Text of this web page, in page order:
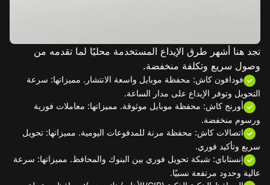
تجد هنا أشهر طرق الإيداع المستخدمة محليًا لما تقدمه من
وصول سريع وتكلفة منخفضة.
فودافون كاش: محفظة موبايل واسعة الانتشار. مميزاتها: سرعة
التحويل وتوفر الإيداع على مدار الساعة.
أورنج كاش: محفظة موبايل موثوقة. مميزاتها: معاملات فورية
ورسوم منخفضة.
اتصالات كاش: محفظة مرنة للمدفوعات اليومية. مميزاتها: تحويل
سريع وتأكيد فوري.
إنستاباي: شبكة تحويل فوري بين البنوك والمحافظ. مميزاتها: سرعة
عالية وحدود مرتفعة نسبيًا.